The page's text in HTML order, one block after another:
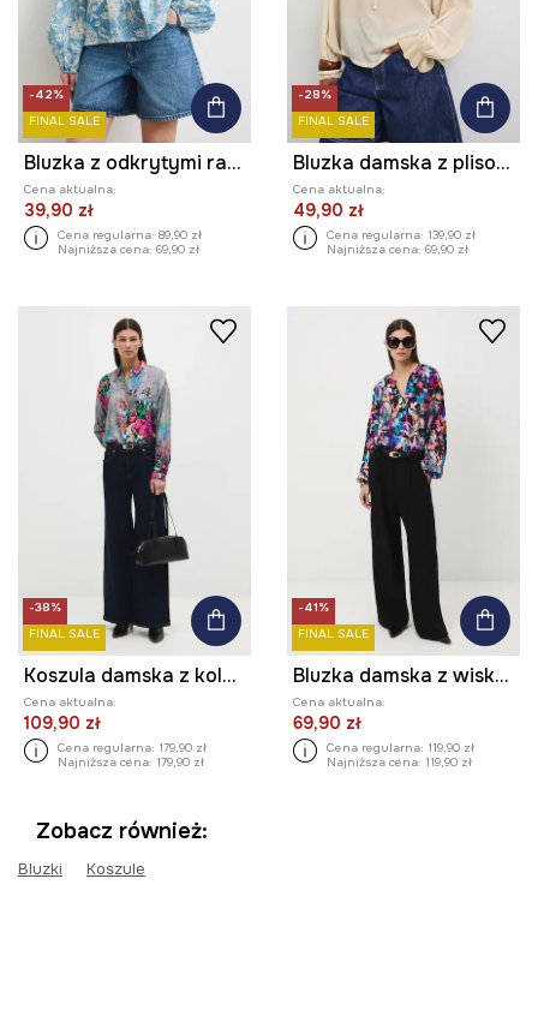
-42%
FINAL SALE
Bluzka z odkrytymi ramionami damska bawełniana
Cena aktualna:
39,90 zł
Cena regularna: 89,90 zł
Najniższa cena: 69,90 zł
-28%
FINAL SALE
Bluzka damska z plisowanym kołnierzem
Cena aktualna:
49,90 zł
Cena regularna: 139,90 zł
Najniższa cena: 69,90 zł
-38%
FINAL SALE
Koszula damska z kolekcji Eviva L'arte
Cena aktualna:
109,90 zł
Cena regularna: 179,90 zł
Najniższa cena: 179,90 zł
-41%
FINAL SALE
Bluzka damska z wiskozy wzorzysta
Cena aktualna:
69,90 zł
Cena regularna: 119,90 zł
Najniższa cena: 119,90 zł
Zobacz również:
Bluzki Koszule